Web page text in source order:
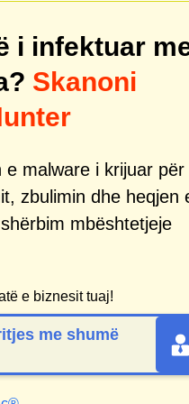
i infektuar
Skanoni
malware i krijuar për
zbulimin dhe heqjen
mbështetjeje
e biznesit tuaj!
me shumë